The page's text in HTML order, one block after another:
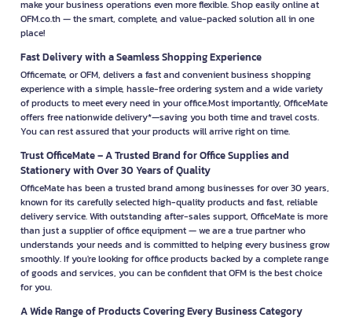
make your business operations even more flexible. Shop easily online at
OFM.co.th — the smart, complete, and value-packed solution all in one
place!
Fast Delivery with a Seamless Shopping Experience
Officemate, or OFM, delivers a fast and convenient business shopping
experience with a simple, hassle-free ordering system and a wide variety
of products to meet every need in your office.Most importantly, OfficeMate
offers free nationwide delivery*—saving you both time and travel costs.
You can rest assured that your products will arrive right on time.
Trust OfficeMate – A Trusted Brand for Office Supplies and
Stationery with Over 30 Years of Quality
OfficeMate has been a trusted brand among businesses for over 30 years,
known for its carefully selected high-quality products and fast, reliable
delivery service. With outstanding after-sales support, OfficeMate is more
than just a supplier of office equipment — we are a true partner who
understands your needs and is committed to helping every business grow
smoothly. If you're looking for office products backed by a complete range
of goods and services, you can be confident that OFM is the best choice
for you.
A Wide Range of Products Covering Every Business Category